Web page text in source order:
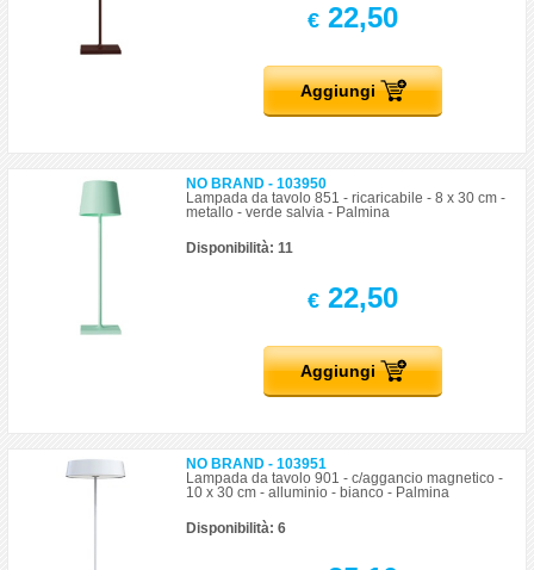
€22,50
Aggiungi
NO BRAND - 103950
Lampada da tavolo 851 - ricaricabile - 8 x 30 cm -
metallo - verde salvia - Palmina
Disponibilità: 11
€22,50
Aggiungi
NO BRAND - 103951
Lampada da tavolo 901 - c/aggancio magnetico -
10 x 30 cm - alluminio - bianco - Palmina
Disponibilità: 6